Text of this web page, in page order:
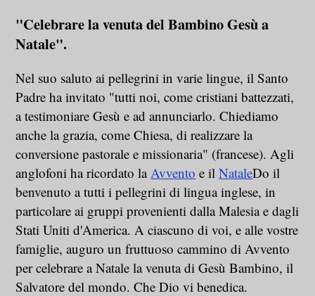
"Celebrare la venuta del Bambino Gesù a
Natale".
Nel suo saluto ai pellegrini in varie lingue, il Santo
Padre ha invitato "tutti noi, come cristiani battezzati,
a testimoniare Gesù e ad annunciarlo. Chiediamo
anche la grazia, come Chiesa, di realizzare la
conversione pastorale e missionaria" (francese). Agli
anglofoni ha ricordato la Avvento e ilNataleDo il
benvenuto a tutti i pellegrini di lingua inglese, in
particolare ai gruppi provenienti dalla Malesia e dagli
Stati Uniti d'America. A ciascuno di voi, e alle vostre
famiglie, auguro un fruttuoso cammino di Avvento
per celebrare a Natale la venuta di Gesù Bambino, il
Salvatore del mondo. Che Dio vi benedica.